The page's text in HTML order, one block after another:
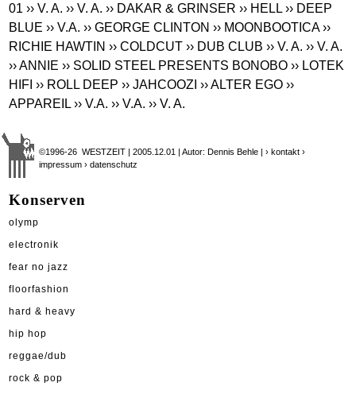
01 ›› V. A. ›› V. A. ›› DAKAR & GRINSER ›› HELL ›› DEEP
BLUE ›› V.A. ›› GEORGE CLINTON ›› MOONBOOTICA ››
RICHIE HAWTIN ›› COLDCUT ›› DUB CLUB ›› V. A. ›› V. A.
›› ANNIE ›› SOLID STEEL PRESENTS BONOBO ›› LOTEK
HIFI ›› ROLL DEEP ›› JAHCOOZI ›› ALTER EGO ››
APPAREIL ›› V.A. ›› V.A. ›› V. A.
©1996-26 WESTZEIT | 2005.12.01 | Autor: Dennis Behle |› kontakt ›
impressum › datenschutz
Konserven
olymp
electronik
fear no jazz
floorfashion
hard & heavy
hip hop
reggae/dub
rock & pop